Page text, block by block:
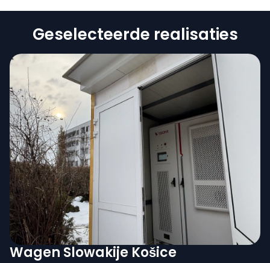
Geselecteerde realisaties
Wagen Slowakije Košice